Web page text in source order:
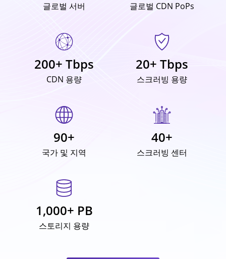
글로벌 서버 글로벌 CDN PoPs
200+ Tbps
CDN 용량
20+ Tbps
스크러빙 용량
90+
국가 및 지역
40+
스크러빙 센터
1,000+ PB
스토리지 용량